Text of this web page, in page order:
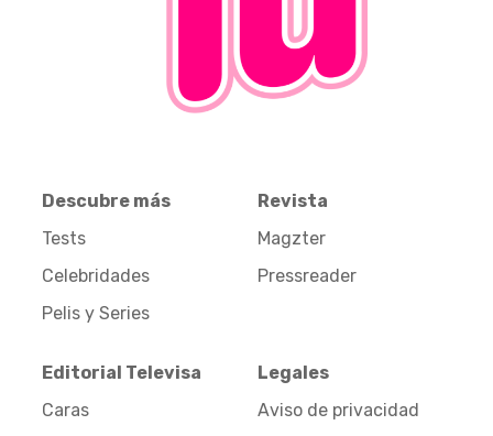
Descubre más
Tests
Celebridades
Pelis y Series
Revista
Magzter
Pressreader
Editorial Televisa
Caras
Legales
Aviso de privacidad